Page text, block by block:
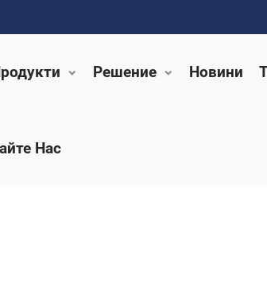
Решение Новини
Нас